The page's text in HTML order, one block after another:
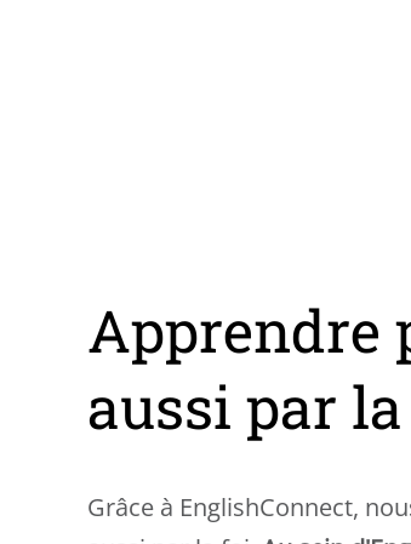
Apprendre
aussi par
Grâce à EnglishConnect,